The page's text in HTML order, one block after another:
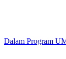
Dalam Program